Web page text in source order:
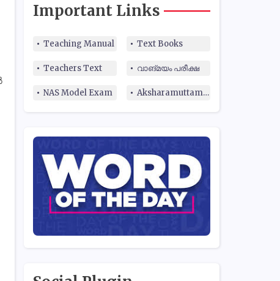
Important Links
Teaching Manual Text Books
Teachers Text വാങ്മയം പരീക്ഷ
NAS Model Exam Aksharamuttam Quiz